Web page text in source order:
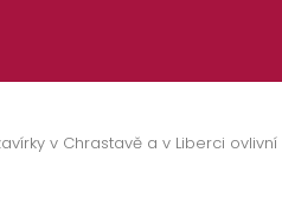
v Chrastavě a v Liberci